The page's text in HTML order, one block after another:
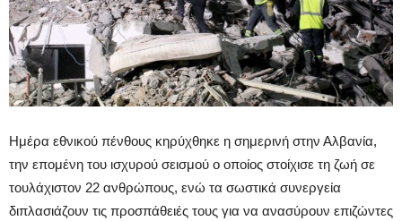
Ημέρα εθνικού πένθους κηρύχθηκε η σημερινή στην Αλβανία,
την επομένη του ισχυρού σεισμού ο οποίος στοίχισε τη ζωή σε
τουλάχιστον 22 ανθρώπους, ενώ τα σωστικά συνεργεία
διπλασιάζουν τις προσπάθειές τους για να ανασύρουν επιζώντες